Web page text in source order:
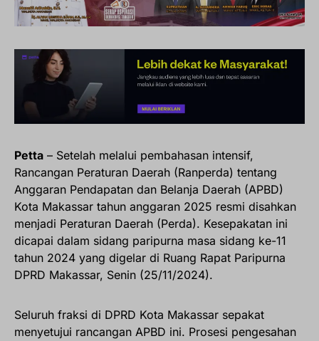
Petta – Setelah melalui pembahasan intensif,
Rancangan Peraturan Daerah (Ranperda) tentang
Anggaran Pendapatan dan Belanja Daerah (APBD)
Kota Makassar tahun anggaran 2025 resmi disahkan
menjadi Peraturan Daerah (Perda). Kesepakatan ini
dicapai dalam sidang paripurna masa sidang ke-11
tahun 2024 yang digelar di Ruang Rapat Paripurna
DPRD Makassar, Senin (25/11/2024).
Seluruh fraksi di DPRD Kota Makassar sepakat
menyetujui rancangan APBD ini. Prosesi pengesahan